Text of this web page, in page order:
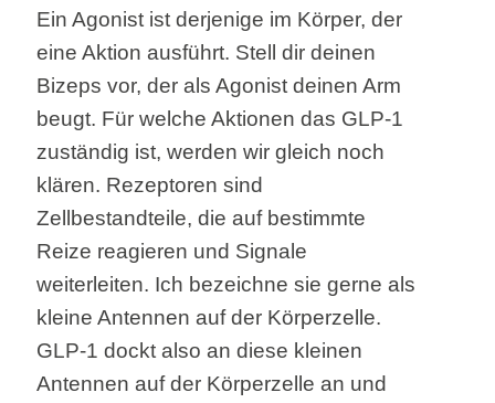
Ein Agonist ist derjenige im Körper, der
eine Aktion ausführt. Stell dir deinen
Bizeps vor, der als Agonist deinen Arm
beugt. Für welche Aktionen das GLP-1
zuständig ist, werden wir gleich noch
klären. Rezeptoren sind
Zellbestandteile, die auf bestimmte
Reize reagieren und Signale
weiterleiten. Ich bezeichne sie gerne als
kleine Antennen auf der Körperzelle.
GLP-1 dockt also an diese kleinen
Antennen auf der Körperzelle an und